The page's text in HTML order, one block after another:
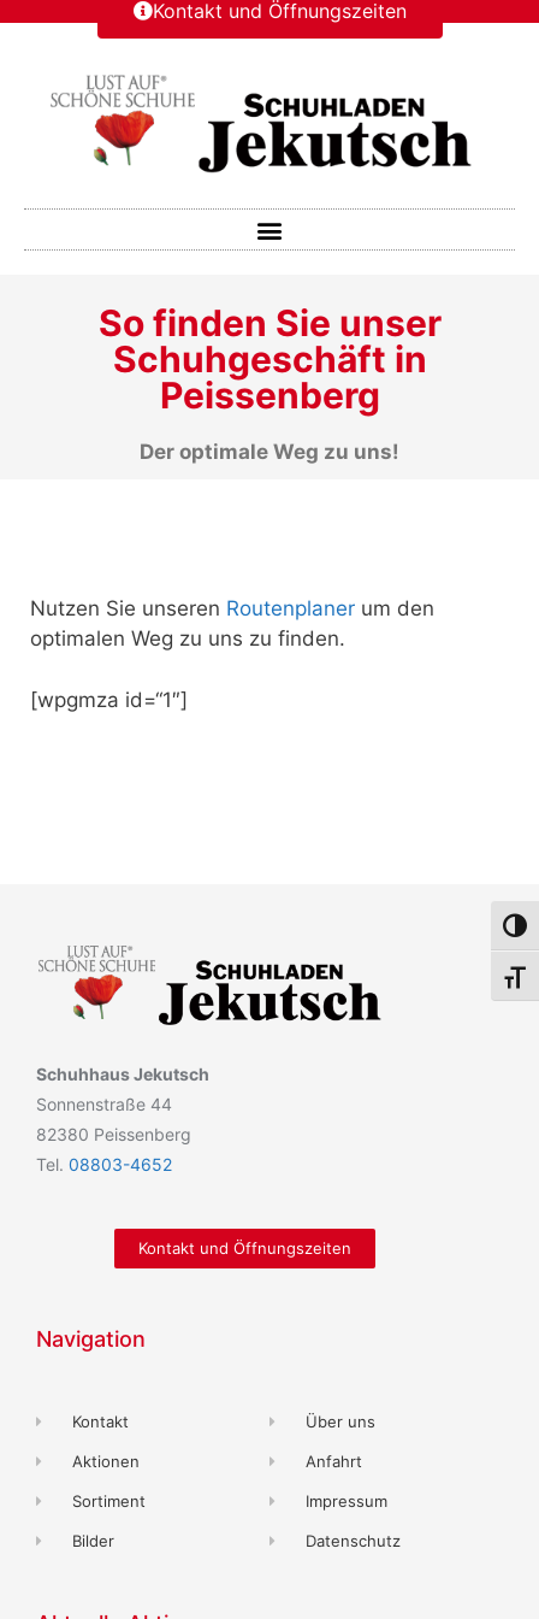
Kontakt und Öffnungszeiten
So finden Sie unser
Schuhgeschäft in
Peissenberg
Der optimale Weg zu uns!
Nutzen Sie unseren Routenplaner um den
optimalen Weg zu uns zu finden.
[wpgmza id=“1″]
Schuhhaus Jekutsch
Sonnenstraße 44
82380 Peissenberg
Tel. 08803-4652
Kontakt und Öffnungszeiten
Navigation
Kontakt
Aktionen
Sortiment
Bilder
Über uns
Anfahrt
Impressum
Datenschutz